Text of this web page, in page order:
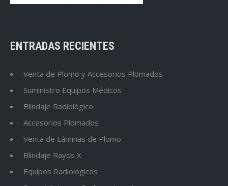
ENTRADAS RECIENTES
Venta de Plomo y Accesorios Plomados
Suministro Equipos Médicos
Blindaje Radiológico
Accesorios Plomados
Venta de Láminas de Plomo
Blindaje Rayos X
Equipos Radiológicos